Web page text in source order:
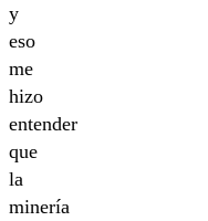
y
eso
me
hizo
entender
que
la
minería